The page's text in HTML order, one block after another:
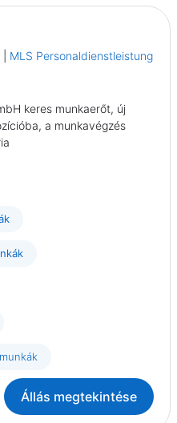
MLS Personaldienstleistung
keres munkaerőt, új
a munkavégzés
Állás megtekintése